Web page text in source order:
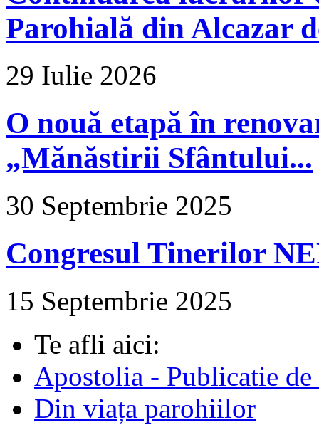
Parohială din Alcazar
29 Iulie 2026
O nouă etapă în
„Mănăstirii Sfântului...
30 Septembrie 2025
Congresul Tinerilor
15 Septembrie 2025
Te afli aici:
Apostolia - Publicatie
Din viața parohiilor